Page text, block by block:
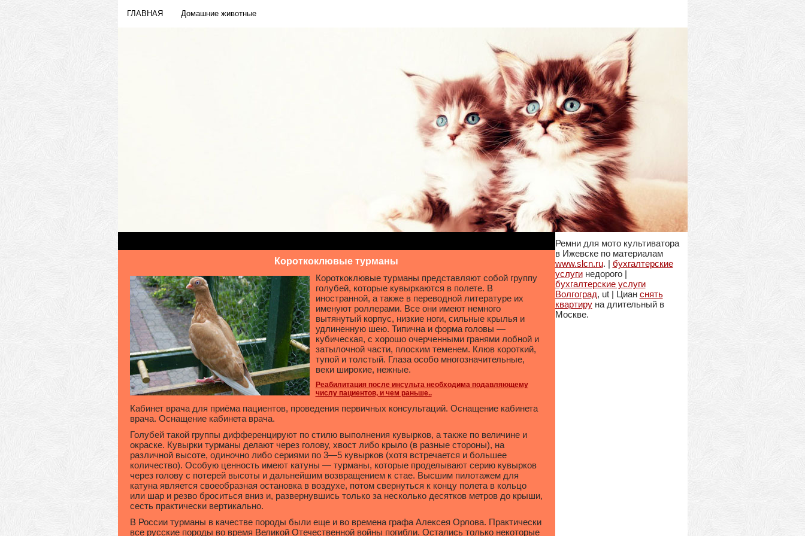
ГЛАВНАЯ Домашние животные
Короткоклювые турманы
Короткоклювые турманы представляют собой группу
голубей, которые кувыркаются в полете. В
иностранной, а также в переводной литературе их
именуют роллерами. Все они имеют немного
вытянутый корпус, низкие ноги, сильные крылья и
удлиненную шею. Типична и форма головы —
кубическая, с хорошо очерченными гранями лобной и
затылочной части, плоским теменем. Клюв короткий,
тупой и толстый. Глаза особо многозначительные,
веки широкие, нежные.
Реабилитация после инсульта необходима подавляющему
числу пациентов, и чем раньше..
Кабинет врача для приёма пациентов, проведения первичных консультаций. Оснащение кабинета
врача. Оснащение кабинета врача.
Голубей такой группы дифференцируют по стилю выполнения кувырков, а также по величине и
окраске. Кувырки турманы делают через голову, хвост либо крыло (в разные стороны), на
различной высоте, одиночно либо сериями по 3—5 кувырков (хотя встречается и большее
количество). Особую ценность имеют катуны — турманы, которые проделывают серию кувырков
через голову с потерей высоты и дальнейшим возвращением к стае. Высшим пилотажем для
катуна является своеобразная остановка в воздухе, потом свернуться к концу полета в кольцо
или шар и резво броситься вниз и, развернувшись только за несколько десятков метров до крыши,
сесть практически вертикально.
В России турманы в качестве породы были еще и во времена графа Алексея Орлова. Практически
все русские породы во время Великой Отечественной войны погибли. Остались только некоторые
Ремни для мото культиватора
в Ижевске по материалам
www.slcn.ru. | бухгалтерские
услугинедорого |
бухгалтерские услуги
Волгоград, ut | Циан снять
квартируна длительный в
Москве.